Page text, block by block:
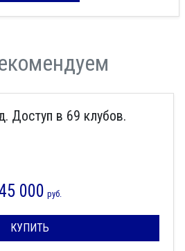
Доступ в 69 клубов.
000 руб.
КУПИТЬ